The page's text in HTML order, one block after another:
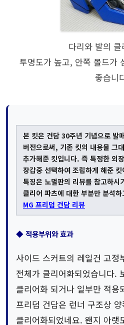
다리와 발의
투명도가 높고, 안쪽 몰드가
좋습니
본 킷은 건담 30주년 기념으로 발
버전으로써, 기존 킷의 내용물 그
추가해준 킷입니다. 즉 특정한 외
장갑중 선택하여 조립하게 해준
특징은 노멀판의 리뷰를 참고하시
클리어 파츠에 대한 부분만 분석
MG 프리덤 건담 리뷰
◆ 적용부위와 효과
사이드 스커트의 레일건 고정
전체가 클리어화되었습니다.
클리어화 되거나 일부만 적용
프리덤 건담은 런너 구조상
클리어화되었네요. 왠지 아랫